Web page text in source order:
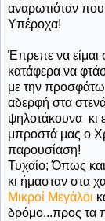
αναρωτιόταν
Υπέροχα!
Έπρεπε να
κατάφερα να
με την
αδερφή στα
ψηλοτάκουνα κι
μπροστά μας ο
παρουσίαση!
Τυχαίο; Όπως και
κι ήμασταν στα
Μικροί Μεγάλοι
δρόμο...προς τα